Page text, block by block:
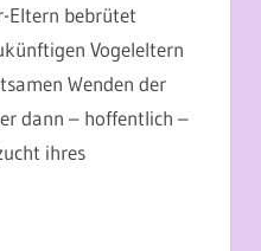
Eltern bebrütet
Vogeleltern
Wenden der
dann – hoffentlich –
ihres